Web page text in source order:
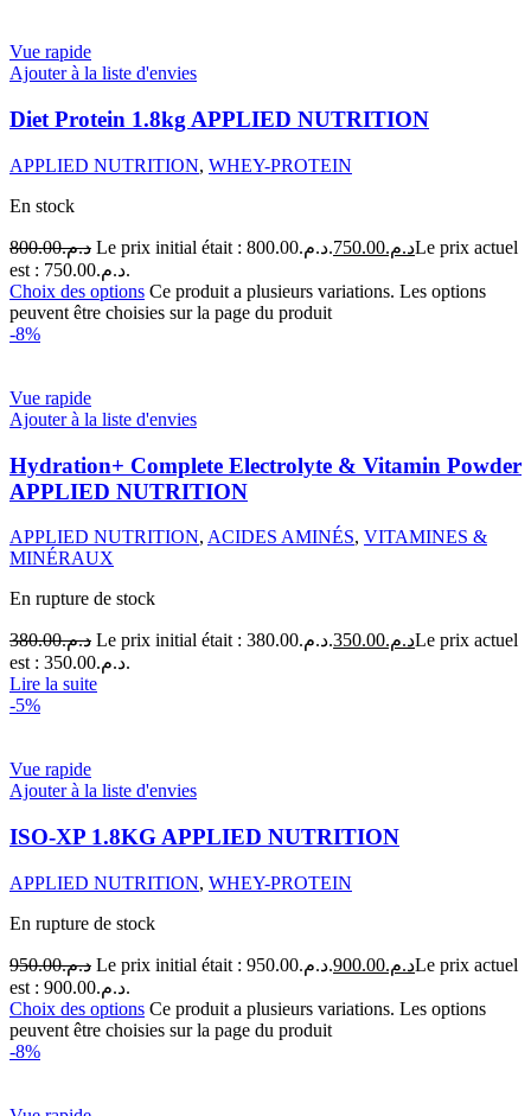
Vue rapide
Ajouter à la liste d'envies
Diet Protein 1.8kg APPLIED NUTRITION
APPLIED NUTRITION, WHEY-PROTEIN
En stock
د.م.800.00 Le prix initial était : د.م.800.00. د.م.750.00
Le prix actuel
est : د.م.750.00.
Choix des options Ce produit a plusieurs variations. Les options
peuvent être choisies sur la page du produit
-8%
Vue rapide
Ajouter à la liste d'envies
Hydration+ Complete Electrolyte & Vitamin Powder
APPLIED NUTRITION
APPLIED NUTRITION, ACIDES AMINÉS, VITAMINES &
MINÉRAUX
En rupture de stock
د.م.380.00 Le prix initial était : د.م.380.00. د.م.350.00
Le prix actuel
est : د.م.350.00.
Lire la suite
-5%
Vue rapide
Ajouter à la liste d'envies
ISO-XP 1.8KG APPLIED NUTRITION
APPLIED NUTRITION, WHEY-PROTEIN
En rupture de stock
د.م.950.00 Le prix initial était : د.م.950.00. د.م.900.00
Le prix actuel
est : د.م.900.00.
Choix des options Ce produit a plusieurs variations. Les options
peuvent être choisies sur la page du produit
-8%